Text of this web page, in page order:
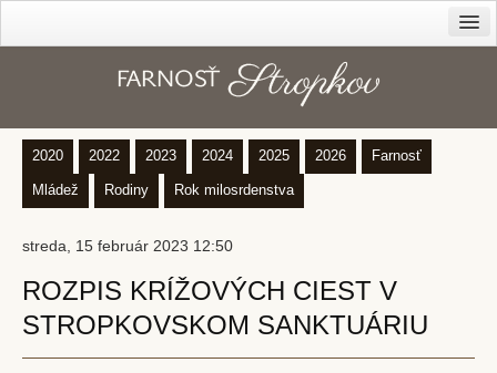
História farnosti
Kanonická vizitácia z r. 1816
Duchovné povolania
Správcovia farnosti
Kapláni
2020 2022 2023 2024 2025 2026 Farnosť
Mládež Rodiny Rok milosrdenstva
streda, 15 február 2023 12:50
ROZPIS KRÍŽOVÝCH CIEST V
STROPKOVSKOM SANKTUÁRIU